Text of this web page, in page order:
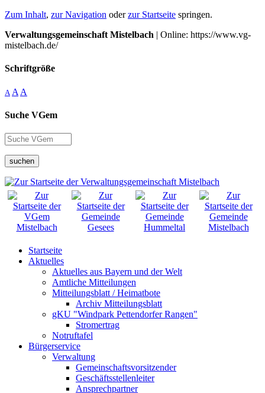
Zum Inhalt, zur Navigation oderzur Startseite springen.
Verwaltungsgemeinschaft Mistelbach | Online: https://www.vg-
mistelbach.de/
Schriftgröße
A A A
Suche VGem
suchen
Startseite
Aktuelles
Aktuelles aus Bayern und der Welt
Amtliche Mitteilungen
Mitteilungsblatt / Heimatbote
Archiv Mitteilungsblatt
gKU "Windpark Pettendorfer Rangen"
Stromertrag
Notruftafel
Bürgerservice
Verwaltung
Gemeinschaftsvorsitzender
Geschäftsstellenleiter
Ansprechpartner